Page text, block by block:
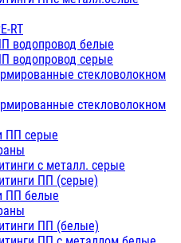
RT
водопровод белые
водопровод серые
стекловолокном
стекловолокном
ПП серые
с металл. серые
ПП (серые)
ПП белые
ПП (белые)